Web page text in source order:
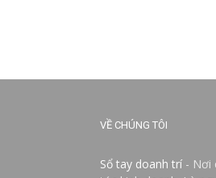
VỀ CHÚNG TÔI
Sổ tay doanh trí - Nơi